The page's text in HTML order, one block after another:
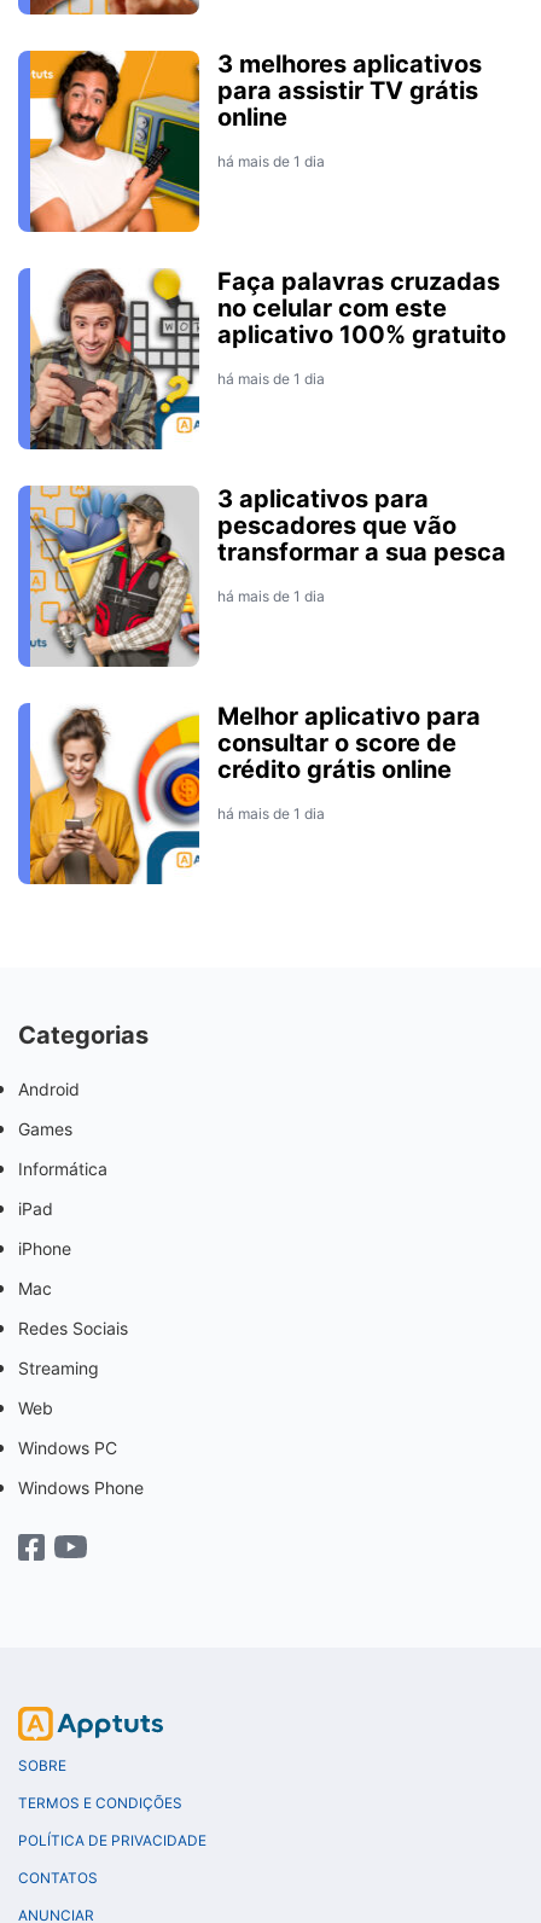
3 melhores aplicativos
para assistir TV grátis
online
há mais de 1 dia
Faça palavras cruzadas
no celular com este
aplicativo 100% gratuito
há mais de 1 dia
3 aplicativos para
pescadores que vão
transformar a sua pesca
há mais de 1 dia
Melhor aplicativo para
consultar o score de
crédito grátis online
há mais de 1 dia
Categorias
Android
Games
Informática
iPad
iPhone
Mac
Redes Sociais
Streaming
Web
Windows PC
Windows Phone
SOBRE
TERMOS E CONDIÇÕES
POLÍTICA DE PRIVACIDADE
CONTATOS
ANUNCIAR